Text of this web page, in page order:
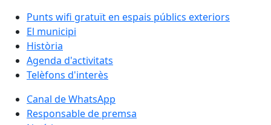
Punts wifi gratuït en espais públics exteriors
El municipi
Història
Agenda d'activitats
Telèfons d'interès
Canal de WhatsApp
Responsable de premsa